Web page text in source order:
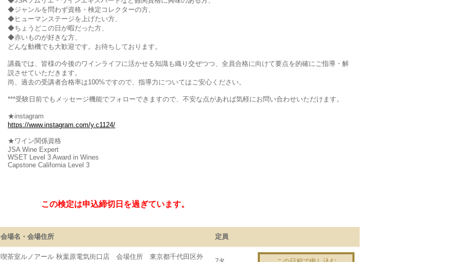
◆ジャンルを問わず資格・検定コレクターの方、
◆ヒューマンステージを上げたい方、
◆ちょうどこの日が暇だった方、
◆赤いものが好きな方、
どんな動機でも大歓迎です。お待ちしております。
講義では、皆様の今後のワインライフに活かせる知識も織り交ぜつつ、全員合格に向けて要点を的確にご指導・解
説させていただきます。
尚、過去の受講者合格率は100%ですので、指導力についてはご安心ください。
***受験日前でもメッセージ機能でフォローできますので、不安な点があれば気軽にお問い合わせいただけます。
★instagram
https://www.instagram.com/y.c1124/
★ワイン関係資格
JSA Wine Expert
WSET Level 3 Award in Wines
Capstone California Level 3
この検定は申込締切日を過ぎています。
会場名・会場住所 定員
喫茶室ルノアール 秋葉原電気街口店 会場住所 東京都千代田区外